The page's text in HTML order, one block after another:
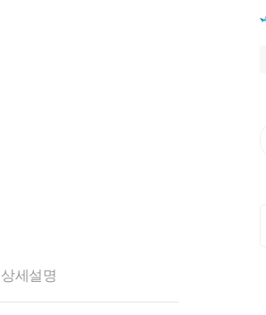
상세설명